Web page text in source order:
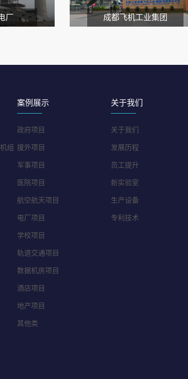
厂 成都飞机工业集团
组
案例展示
政府项目
援外项目
军事项目
医院项目
航空航天项目
电厂项目
学校项目
轨道交通项目
数据机房项目
酒店项目
地产项目
其他类
关于我们
关于我们
发展历程
员工提升
新实验室
生产设备
专利技术